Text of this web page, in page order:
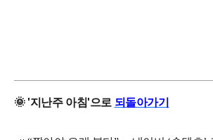
🌞 '지난주 아침'으로 되돌아가기